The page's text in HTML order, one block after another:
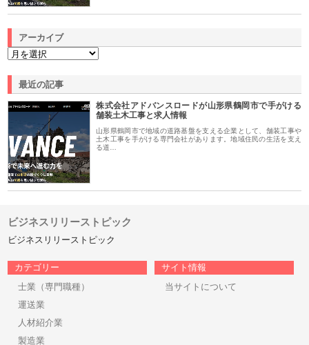
アーカイブ
最近の記事
株式会社アドバンスロードが山形県鶴岡市で手がける
舗装土木工事と求人情報
山形県鶴岡市で地域の道路基盤を支える企業として、舗装工事や
土木工事を手がける専門会社があります。地域住民の生活を支え
る道…
ビジネスリリーストピック
ビジネスリリーストピック
カテゴリー
士業（専門職種）
運送業
人材紹介業
製造業
サイト情報
当サイトについて